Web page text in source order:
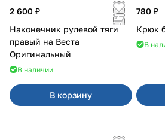
2 600 ₽
Наконечник рулевой тяги
правый на Веста
Оригинальный
В наличии
В корзину
780 ₽
Крюк
В